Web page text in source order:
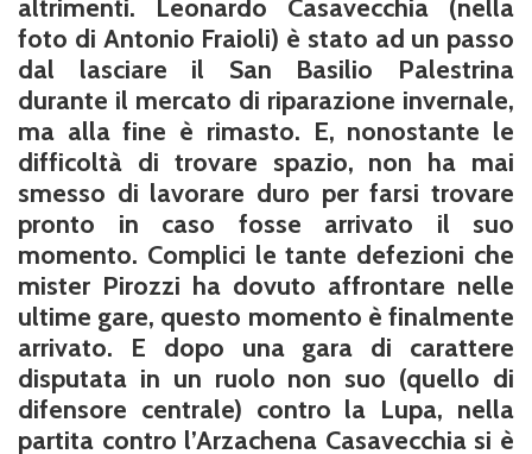
altrimenti. Leonardo Casavecchia (nella
foto di Antonio Fraioli) è stato ad un passo
dal lasciare il San Basilio Palestrina
durante il mercato di riparazione invernale,
ma alla fine è rimasto. E, nonostante le
difficoltà di trovare spazio, non ha mai
smesso di lavorare duro per farsi trovare
pronto in caso fosse arrivato il suo
momento. Complici le tante defezioni che
mister Pirozzi ha dovuto affrontare nelle
ultime gare, questo momento è finalmente
arrivato. E dopo una gara di carattere
disputata in un ruolo non suo (quello di
difensore centrale) contro la Lupa, nella
partita contro l’Arzachena Casavecchia si è